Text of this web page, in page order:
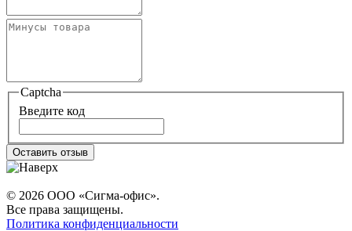
Captcha
Введите код
Оставить отзыв
© 2026 ООО «Сигма-офис».
Все права защищены.
Политика конфиденциальности